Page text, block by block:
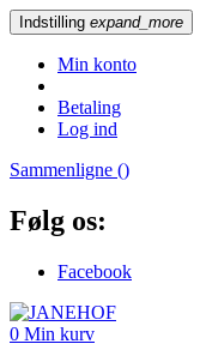
Indstilling expand_more
Min konto
Betaling
Log ind
Sammenligne ()
Følg os:
Facebook
0 Min kurv